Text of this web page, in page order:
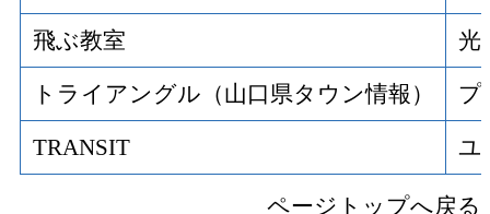
飛ぶ教室 光
トライアングル（山口県タウン情報） プ
TRANSIT ユ
ページトップへ戻る